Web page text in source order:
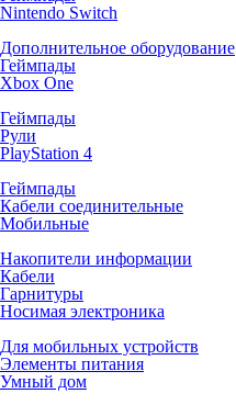
Nintendo Switch
Дополнительное оборудование
Геймпады
Xbox One
Геймпады
Рули
PlayStation 4
Геймпады
Кабели соединительные
Мобильные
Накопители информации
Кабели
Гарнитуры
Носимая электроника
Для мобильных устройств
Элементы питания
Умный дом